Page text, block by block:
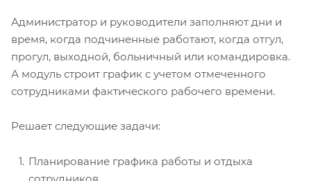
Администратор и руководители заполняют дни и
время, когда подчиненные работают, когда отгул,
прогул, выходной, больничный или командировка.
А модуль строит график с учетом отмеченного
сотрудниками фактического рабочего времени.
Решает следующие задачи:
Планирование графика работы и отдыха